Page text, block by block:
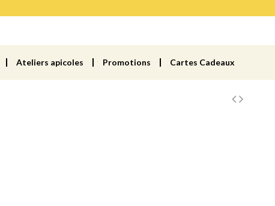
Ateliers apicoles Promotions Cartes Cadeaux